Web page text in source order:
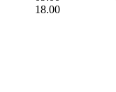
18.00